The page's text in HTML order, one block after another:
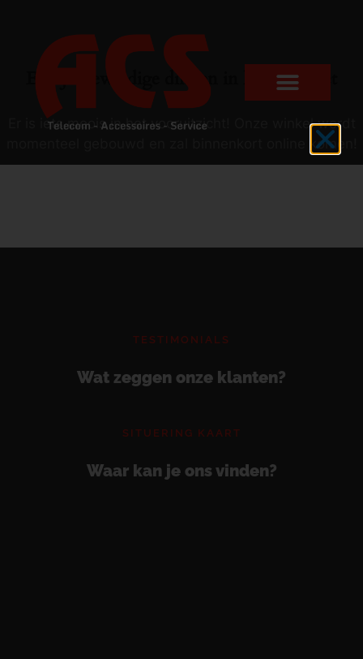
Er zijn geweldige dingen in het verschiet
Er is iets moois in het vooruitzicht! Onze winkel wordt
momenteel gebouwd en zal binnenkort online komen!
TESTIMONIALS
Wat zeggen onze klanten?
SITUERING KAART
Waar kan je ons vinden?